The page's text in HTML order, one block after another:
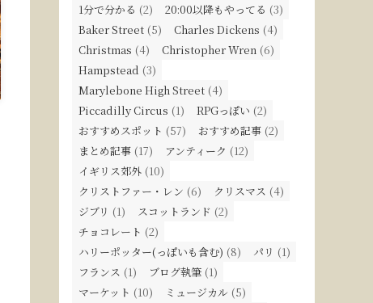
1分で分かる (2) 20:00以降もやってる (3)
Baker Street (5) Charles Dickens (4)
Christmas (4) Christopher Wren (6)
Hampstead (3)
Marylebone High Street (4)
Piccadilly Circus (1) RPGっぽい (2)
おすすめスポット (57) おすすめ記事 (2)
まとめ記事 (17) アンティーク (12)
イギリス郊外 (10)
クリストファー・レン (6) クリスマス (4)
ジブリ (1) スコットランド (2)
チョコレート (2)
ハリーポッター(っぽいも含む) (8) パリ (1)
フランス (1) ブログ執筆 (1)
マーケット (10) ミュージカル (5)